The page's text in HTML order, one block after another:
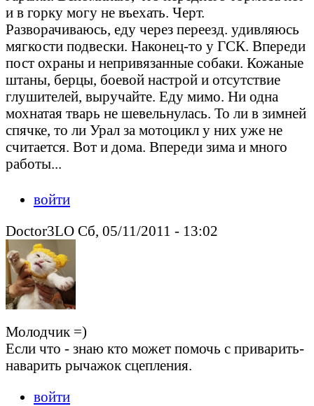
и в горку могу не въехать. Черт.
Разворачиваюсь, еду через переезд. удивляюсь
мягкости подвески. Наконец-то у ГСК. Впереди
пост охраны и непривязанные собаки. Кожаные
штаны, берцы, боевой настрой и отсутствие
глушителей, выручайте. Еду мимо. Ни одна
мохнатая тварь не шевельнулась. То ли в зимней
спячке, то ли Урал за мотоцикл у них уже не
считается. Вот и дома. Впереди зима и много
работы...
войти
Doctor3LO Сб, 05/11/2011 - 13:02
Молодчик =)
Если что - знаю кто может помочь с приварить-
наварить рычажок сцепления.
войти